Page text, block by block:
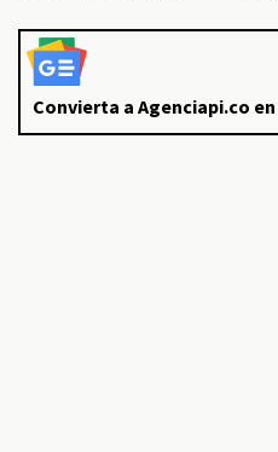
Convierta a Agenciapi.co